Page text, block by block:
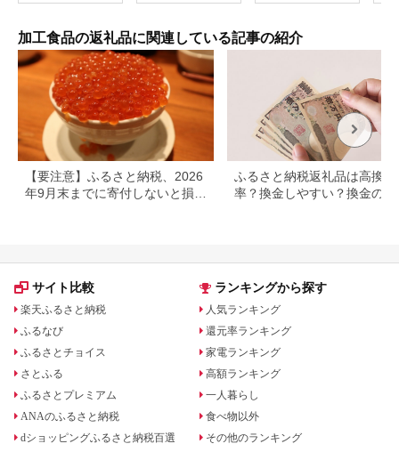
ベーコンのいずれか
ス もも肉 使用 高たん
ぱく 低脂肪 山恵 鹿肉
ジビエ
加工食品の返礼品に関連している記事の紹介
【要注意】ふるさと納税、2026
年9月末までに寄付しないと損す
ふるさと納税返礼品は高換金
率？換金しやすい？換金の可
サイト比較
楽天ふるさと納税
ふるなび
ふるさとチョイス
さとふる
ふるさとプレミアム
ANAのふるさと納税
dショッピングふるさと納税百選
ランキングから探す
人気ランキング
還元率ランキング
家電ランキング
高額ランキング
一人暮らし
食べ物以外
その他のランキング